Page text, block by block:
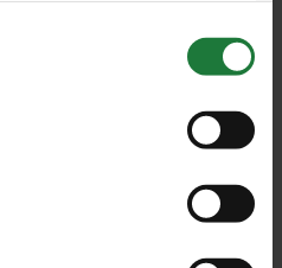
vi oplevede så
kun ganske få ting
os allerede til